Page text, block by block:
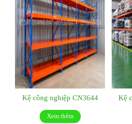
Kệ công nghiệp CN3644
Xem thêm
Kệ